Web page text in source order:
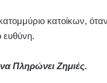
κατοίκων,
ευθύνη.
Πληρώνει Ζημιές.